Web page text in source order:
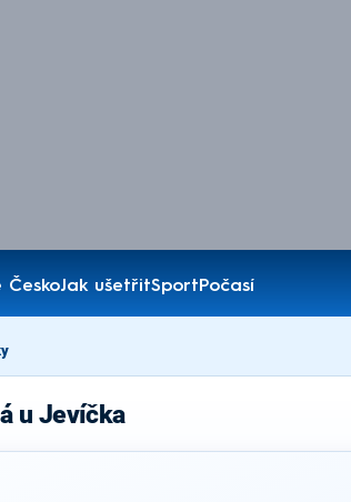
ČeskoJak ušetřitSportPočasí
u Jevíčka